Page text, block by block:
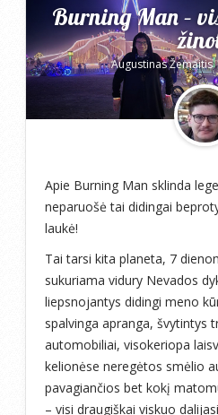
Burning Man –
Augustinas Žemaitis
Apie Burning Man sklinda
neparuošė tai didingai
laukė!
Tai tarsi kita planeta, 7
sukuriama vidury Nevados
liepsnojantys didingi meno
spalvinga apranga, švytintys
automobiliai, visokeriopa
kelionėse neregėtos smėlio
pavagiančios bet kokį
– visi draugiškai viskuo